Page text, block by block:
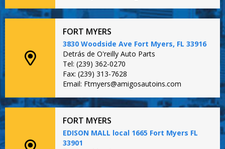
FORT MYERS
3830 Woodside Ave Fort Myers, FL 33916
Detrás de O'reilly Auto Parts
Tel: (239) 362-0270
Fax: (239) 313-7628
Email: Ftmyers@amigosautoins.com
FORT MYERS
EDISON MALL local 1665 Fort Myers FL
33901